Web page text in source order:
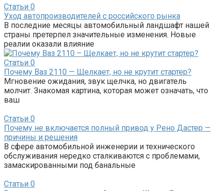
Статьи 0
Уход автопроизводителей с российского рынка
В последние месяцы автомобильный ландшафт нашей
страны претерпел значительные изменения. Новые
реалии оказали влияние
Статьи 0
Почему Ваз 2110 — Щелкает, но не крутит стартер?
Мгновение ожидания, звук щелчка, но двигатель
молчит. Знакомая картина, которая может означать, что
ваш
Статьи 0
Почему не включается полный привод у Рено Дастер —
причины и решения
В сфере автомобильной инженерии и технического
обслуживания нередко сталкиваются с проблемами,
замаскированными под банальные
Статьи 0